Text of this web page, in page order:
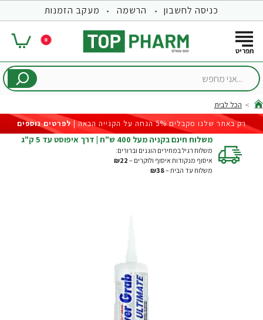
כניסה לחשבון הרשמה מעקב הזמנות
0
...אני
home
הכל לבית
רק באתר שלנו מקבלים 5% הנחה על הקנייה הבאה |
לפרטים נוספים
משלוח חינם בקניה מעל 400 ש"ח | דרך איפוסט עד 5 ק"ג
משלוח רגיל במחירים הוגנים וברורים:
איסוף מנקודות איסוף ולוקרים – ₪22
משלוח עד הבית –₪38